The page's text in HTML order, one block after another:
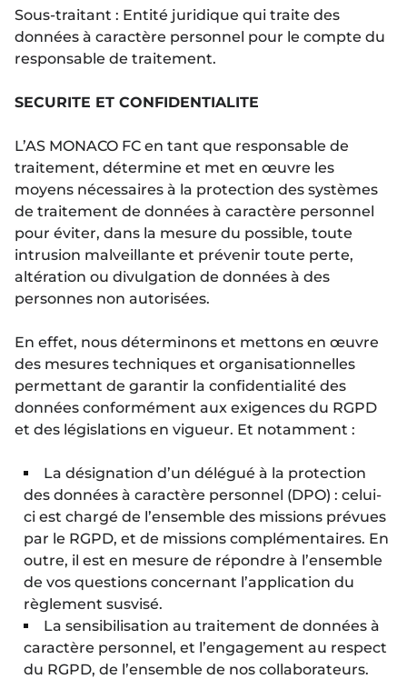
Sous-traitant : Entité juridique qui traite des
données à caractère personnel pour le compte du
responsable de traitement.
SECURITE ET CONFIDENTIALITE
L’AS MONACO FC en tant que responsable de
traitement, détermine et met en œuvre les
moyens nécessaires à la protection des systèmes
de traitement de données à caractère personnel
pour éviter, dans la mesure du possible, toute
intrusion malveillante et prévenir toute perte,
altération ou divulgation de données à des
personnes non autorisées.
En effet, nous déterminons et mettons en œuvre
des mesures techniques et organisationnelles
permettant de garantir la confidentialité des
données conformément aux exigences du RGPD
et des législations en vigueur. Et notamment :
La désignation d’un délégué à la protection
des données à caractère personnel (DPO) : celui-
ci est chargé de l’ensemble des missions prévues
par le RGPD, et de missions complémentaires. En
outre, il est en mesure de répondre à l’ensemble
de vos questions concernant l’application du
règlement susvisé.
La sensibilisation au traitement de données à
caractère personnel, et l’engagement au respect
du RGPD, de l’ensemble de nos collaborateurs.